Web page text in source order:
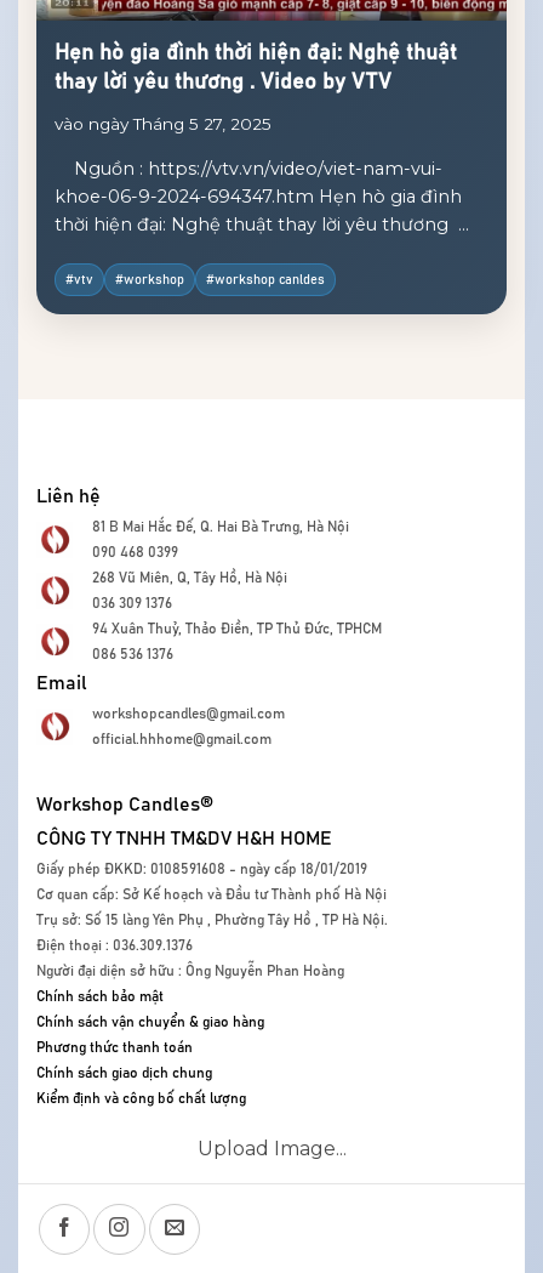
Hẹn hò gia đình thời hiện đại: Nghệ thuật
thay lời yêu thương . Video by VTV
vào ngày Tháng 5 27, 2025
Nguồn : https://vtv.vn/video/viet-nam-vui-
khoe-06-9-2024-694347.htm Hẹn hò gia đình
thời hiện đại: Nghệ thuật thay lời yêu thương
gia đình không còn chỉ xoay quanh các bữa ăn
quen thuộc mà đã mở ra vô vàn cách trải nghiệm
#vtv #workshop #workshop canldes
Liên hệ
81 B Mai Hắc Đế, Q. Hai Bà Trưng, Hà Nội
090 468 0399
268 Vũ Miên, Q, Tây Hồ, Hà Nội
036 309 1376
94 Xuân Thuỷ, Thảo Điền, TP Thủ Đức, TPHCM
086 536 1376
Email
workshopcandles@gmail.com
official.hhhome@gmail.com
Workshop Candles®
CÔNG TY TNHH TM&DV H&H HOME
Giấy phép ĐKKD: 0108591608 - ngày cấp 18/01/2019
Cơ quan cấp: Sở Kế hoạch và Đầu tư Thành phố Hà Nội
Trụ sở: Số 15 làng Yên Phụ , Phường Tây Hồ , TP Hà Nội.
Điện thoại : 036.309.1376
Người đại diện sở hữu : Ông Nguyễn Phan Hoàng
Chính sách bảo mật
Chính sách vận chuyển & giao hàng
Phương thức thanh toán
Chính sách giao dịch chung
Kiểm định và công bố chất lượng
Upload Image...